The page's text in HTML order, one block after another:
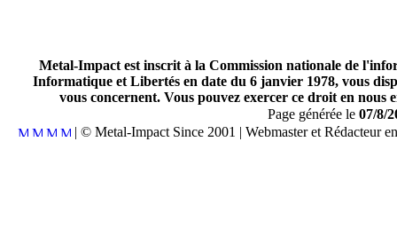
Metal-Impact est inscrit à la Commission nationale de
Informatique et Libertés en date du 6 janvier 1978, vous
vous concernent. Vous pouvez exercer ce droit en
Page générée le 07/8/
| © Metal-Impact Since 2001 | Webmaster et Rédacteur